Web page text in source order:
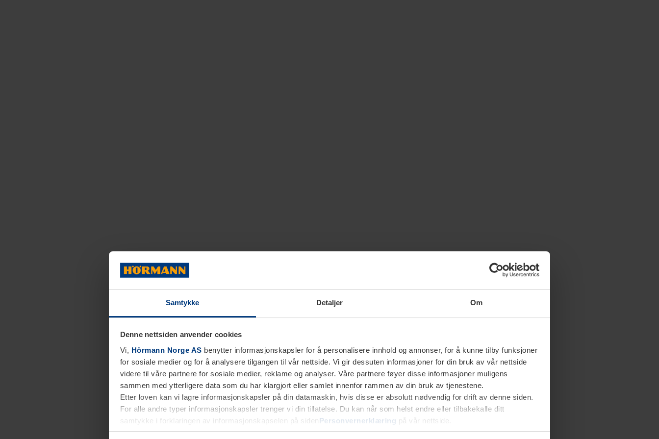
Samtykke Detaljer Om
Denne nettsiden anvender cookies
Vi, Hörmann Norge AS benytter informasjonskapsler for å personalisere innhold og annonser, for å kunne tilby funksjoner
for sosiale medier og for å analysere tilgangen til vår nettside. Vi gir dessuten informasjoner for din bruk av vår nettside
videre til våre partnere for sosiale medier, reklame og analyser. Våre partnere føyer disse informasjoner muligens
sammen med ytterligere data som du har klargjort eller samlet innenfor rammen av din bruk av tjenestene.
Etter loven kan vi lagre informasjonskapsler på din datamaskin, hvis disse er absolutt nødvendig for drift av denne siden.
For alle andre typer informasjonskapsler trenger vi din tillatelse. Du kan når som helst endre eller tilbakekalle ditt
samtykke i forklaringen av informasjonskapselen på sidenPersonvernerklæring på vår nettside.